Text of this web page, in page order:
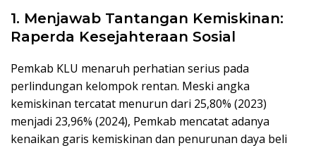
1. Menjawab Tantangan Kemiskinan:
Raperda Kesejahteraan Sosial
Pemkab KLU menaruh perhatian serius pada
perlindungan kelompok rentan. Meski angka
kemiskinan tercatat menurun dari 25,80% (2023)
menjadi 23,96% (2024), Pemkab mencatat adanya
kenaikan garis kemiskinan dan penurunan daya beli